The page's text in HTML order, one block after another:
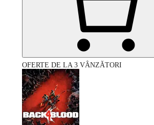
OFERTE DE LA 3 VÂNZĂTORI